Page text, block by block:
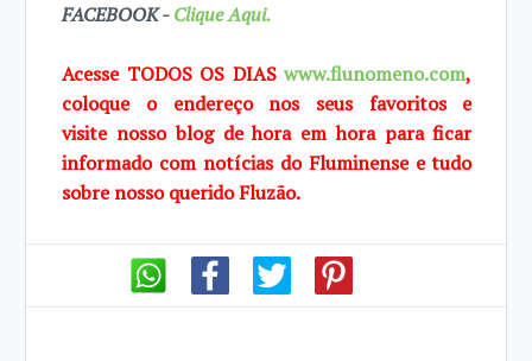
FACEBOOK -Clique Aqui.
Acesse TODOS OS DIASwww.flunomeno.com,
coloque o endereço nos seus favoritos e
visite nosso blog dehora em hora para ficar
informado com notícias do Fluminense e tudo
sobrenosso queridoFluzão.